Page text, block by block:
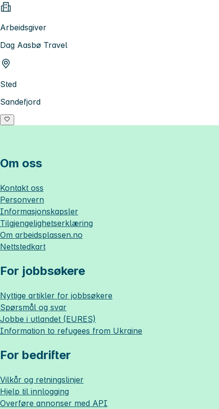
Arbeidsgiver
Dag Aasbø Travel
Sted
Sandefjord
Om oss
Kontakt oss
Personvern
Informasjonskapsler
Tilgjengelighetserklæring
Om arbeidsplassen.no
Nettstedkart
For jobbsøkere
Nyttige artikler for jobbsøkere
Spørsmål og svar
Jobbe i utlandet (EURES)
Information to refugees from Ukraine
For bedrifter
Vilkår og retningslinjer
Hjelp til innlogging
Overføre annonser med API